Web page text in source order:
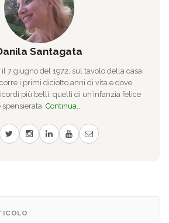
Santagata
il 7 giugno del 1972, sul tavolo della casa
i primi diciotto anni di vita e dove
più belli: quelli di un’infanzia felice
spensierata. Continua...